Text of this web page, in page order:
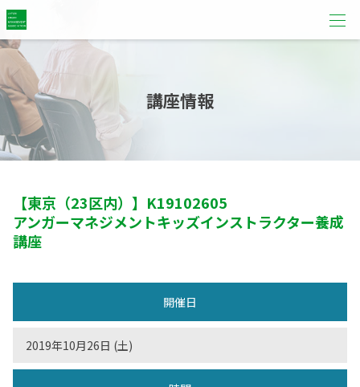
講座情報
【東京（23区内）】 K19102605
アンガーマネジメントキッズインストラクター養成
講座
開催日
2019年10月26日 (土)